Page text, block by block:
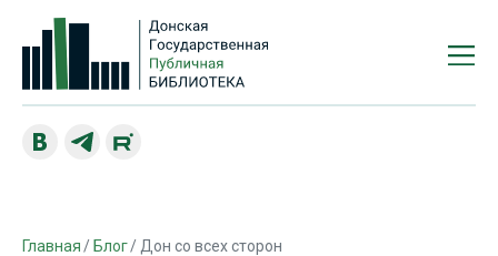
Главная Блог Дон со всех сторон